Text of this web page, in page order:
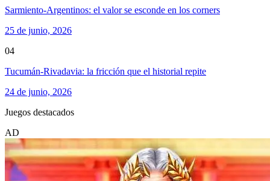
Sarmiento-Argentinos: el valor se esconde en los corners
25 de junio, 2026
04
Tucumán-Rivadavia: la fricción que el historial repite
24 de junio, 2026
Juegos destacados
AD